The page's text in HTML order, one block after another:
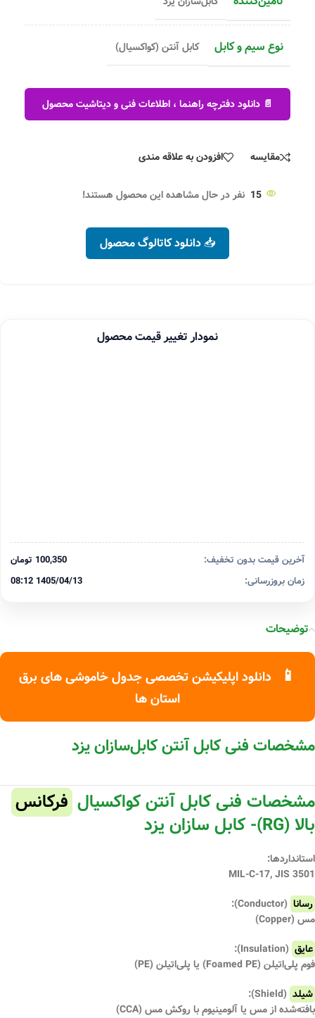
نوع سیم و کابل کابل آنتن (کواکسیال)
📄 دانلود دفترچه راهنما ، اطلاعات فنی و دیتاشیت محصول
مقایسه افزودن به علاقه مندی
15 نفر در حال مشاهده این محصول هستند!
📥 دانلود کاتالوگ محصول
نمودار تغییر قیمت محصول
آخرین قیمت بدون تخفیف:
100,350 تومان
زمان بروزرسانی:
1405/04/13 08:12
توضیحات
📱
دانلود اپلیکیشن تخصصی جدول خاموشی های برق
استان ها
مشخصات فنی کابل آنتن کابل‌سازان یزد
مشخصات فنی کابل آنتن کواکسیال فرکانس
بالا (RG)- کابل سازان یزد
استانداردها:
MIL-C-17, JIS 3501
رسانا (Conductor):
مس (Copper)
عایق (Insulation):
فوم پلی‌اتیلن (Foamed PE) یا پلی‌اتیلن (PE)
شیلد (Shield):
بافته‌شده از مس یا آلومینیوم با روکش مس (CCA)